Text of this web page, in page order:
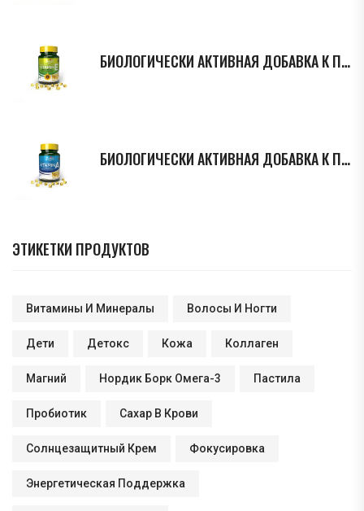
БИОЛОГИЧЕСКИ АКТИВНАЯ ДОБАВКА К ПИЩЕ VITAMIN E, МАРКИ SWISS BORK
БИОЛОГИЧЕСКИ АКТИВНАЯ ДОБАВКА К ПИЩЕ VITAMIN A, МАРКИ SWISS BORK
ЭТИКЕТКИ ПРОДУКТОВ
Витамины И Минералы Волосы И Ногти
Дети Детокс Кожа Коллаген
Магний Нордик Борк Омега-3 Пастила
Пробиотик Сахар В Крови
Солнцезащитный Крем Фокусировка
Энергетическая Поддержка